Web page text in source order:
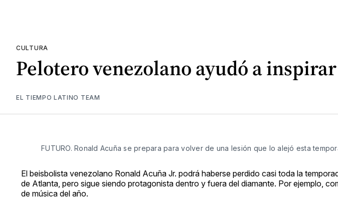
CULTURA
Pelotero venezolano ayudó a
EL TIEMPO LATINO TEAM
FUTURO. Ronald Acuña se prepara para volver de una lesión que lo alejó esta
El beisbolista venezolano Ronald Acuña Jr. podrá haberse perdido casi toda la
de Atlanta, pero sigue siendo protagonista dentro y fuera del diamante. Por ejemplo,
de música del año.